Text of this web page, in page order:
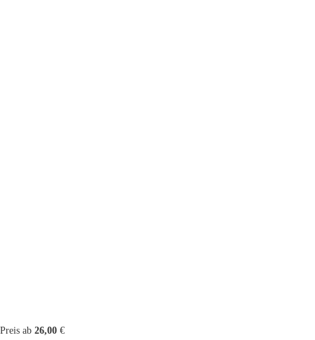
Preis ab 26,00 €